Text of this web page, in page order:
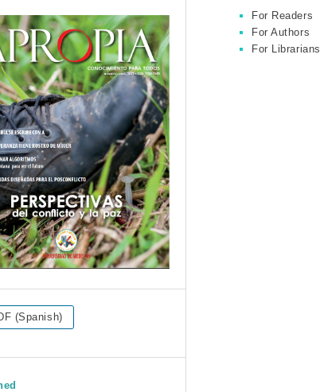
(Spanish)
For Readers
For Authors
For Librarians